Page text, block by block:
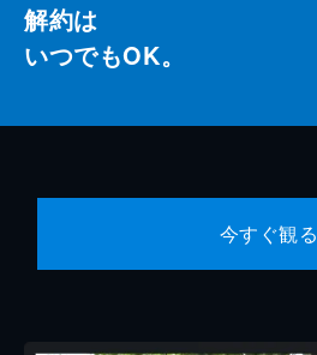
解約は
いつでもOK。
今すぐ観る